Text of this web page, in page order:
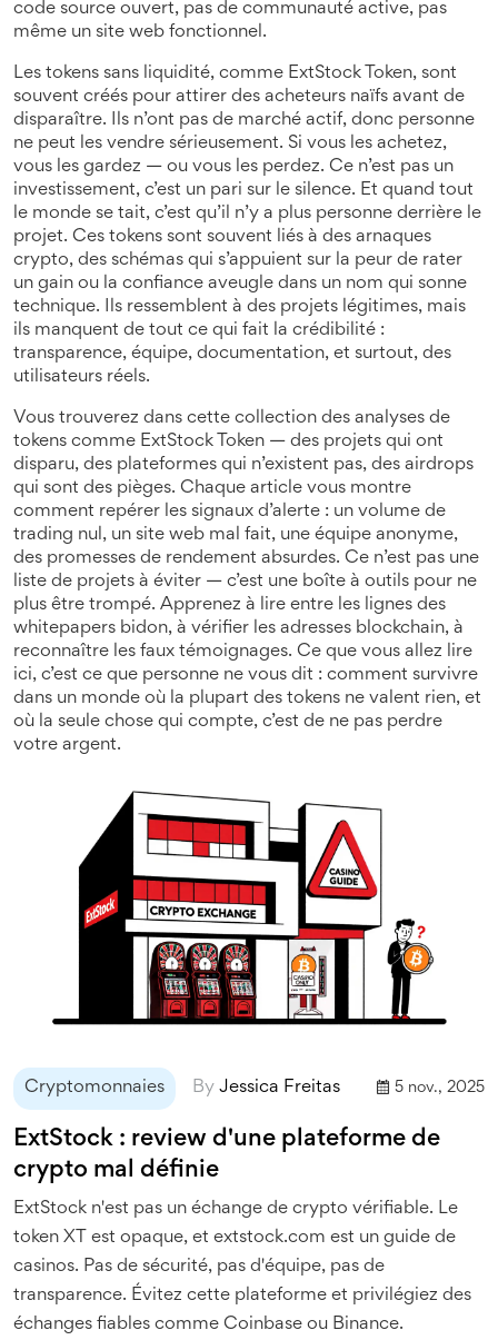
code source ouvert, pas de communauté active, pas
même un site web fonctionnel.
Les tokens sans liquidité, comme ExtStock Token, sont
souvent créés pour attirer des acheteurs naïfs avant de
disparaître. Ils n’ont pas de marché actif, donc personne
ne peut les vendre sérieusement. Si vous les achetez,
vous les gardez — ou vous les perdez. Ce n’est pas un
investissement, c’est un pari sur le silence. Et quand tout
le monde se tait, c’est qu’il n’y a plus personne derrière le
projet. Ces tokens sont souvent liés à des arnaques
crypto, des schémas qui s’appuient sur la peur de rater
un gain ou la confiance aveugle dans un nom qui sonne
technique. Ils ressemblent à des projets légitimes, mais
ils manquent de tout ce qui fait la crédibilité :
transparence, équipe, documentation, et surtout, des
utilisateurs réels.
Vous trouverez dans cette collection des analyses de
tokens comme ExtStock Token — des projets qui ont
disparu, des plateformes qui n’existent pas, des airdrops
qui sont des pièges. Chaque article vous montre
comment repérer les signaux d’alerte : un volume de
trading nul, un site web mal fait, une équipe anonyme,
des promesses de rendement absurdes. Ce n’est pas une
liste de projets à éviter — c’est une boîte à outils pour ne
plus être trompé. Apprenez à lire entre les lignes des
whitepapers bidon, à vérifier les adresses blockchain, à
reconnaître les faux témoignages. Ce que vous allez lire
ici, c’est ce que personne ne vous dit : comment survivre
dans un monde où la plupart des tokens ne valent rien, et
où la seule chose qui compte, c’est de ne pas perdre
votre argent.
Cryptomonnaies By Jessica Freitas 5 nov., 2025
ExtStock : review d'une plateforme de
crypto mal définie
ExtStock n'est pas un échange de crypto vérifiable. Le
token XT est opaque, et extstock.com est un guide de
casinos. Pas de sécurité, pas d'équipe, pas de
transparence. Évitez cette plateforme et privilégiez des
échanges fiables comme Coinbase ou Binance.